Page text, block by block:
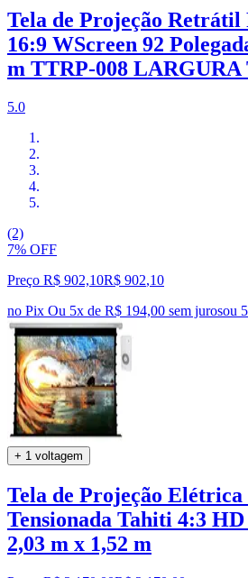
Tela de Projeção
16:9 WScreen 92
m TTRP-008 LARGURA
5.0
(2)
7% OFF
Preço R$ 902,10R$ 902,10
no Pix Ou 5x de R$ 194,00 sem jurosou 5
+ 1 voltagem
Tela de Projeção Elétrica
Tensionada Tahiti 4:3 HD
2,03 m x 1,52 m